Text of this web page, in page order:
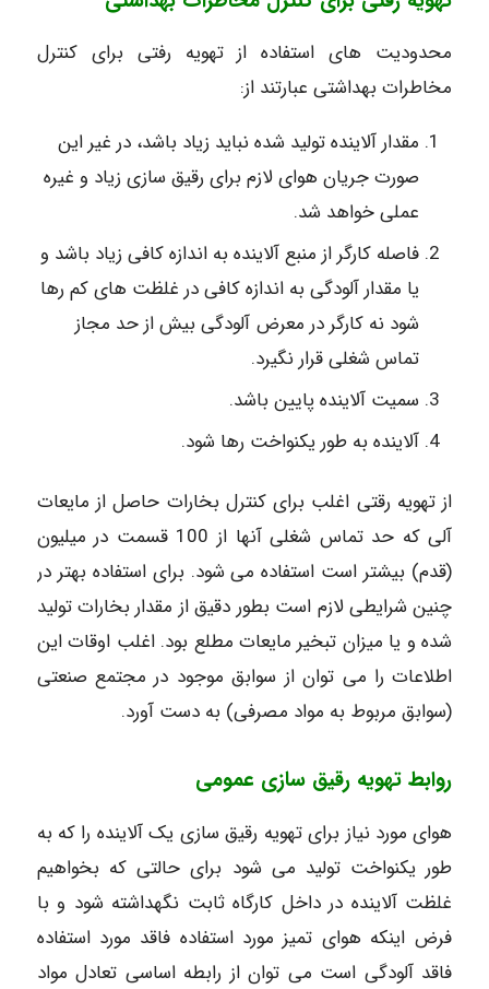
محدودیت های استفاده از تهویه رفتی برای کنترل
مخاطرات بهداشتی عبارتند از:
مقدار آلاینده تولید شده نباید زیاد باشد، در غیر این
صورت جریان هوای لازم برای رقیق سازی زیاد و غیره
عملی خواهد شد.
فاصله کارگر از منبع آلاینده به اندازه کافی زیاد باشد و
یا مقدار آلودگی به اندازه کافی در غلظت های کم رها
شود نه کارگر در معرض آلودگی بیش از حد مجاز
تماس شغلی قرار نگیرد.
سمیت آلاینده پایین باشد.
آلاینده به طور یکنواخت رها شود.
از تهویه رقتی اغلب برای کنترل بخارات حاصل از مایعات
آلی که حد تماس شغلی آنها از 100 قسمت در میلیون
(قدم) بیشتر است استفاده می شود. برای استفاده بهتر در
چنین شرایطی لازم است بطور دقیق از مقدار بخارات تولید
شده و یا میزان تبخیر مایعات مطلع بود. اغلب اوقات این
اطلاعات را می توان از سوابق موجود در مجتمع صنعتی
(سوابق مربوط به مواد مصرفی) به دست آورد.
روابط تهویه رقیق سازی عمومی
هوای مورد نیاز برای تهویه رقیق سازی یک آلاینده را که به
طور یکنواخت تولید می شود برای حالتی که بخواهیم
غلظت آلاینده در داخل کارگاه ثابت نگهداشته شود و با
فرض اینکه هوای تمیز مورد استفاده فاقد مورد استفاده
فاقد آلودگی است می توان از رابطه اساسی تعادل مواد